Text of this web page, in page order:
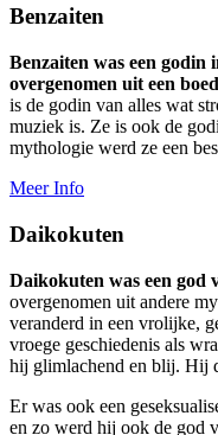
Benzaiten
Benzaiten was een godin
overgenomen uit een
is de godin van alles wat
muziek is. Ze is ook de
mythologie werd ze een
Meer Info
Daikokuten
Daikokuten was een god
overgenomen uit andere
veranderd in een vrolijke,
vroege geschiedenis als
hij glimlachend en blij. Hij
Er was ook een
en zo werd hij ook de god